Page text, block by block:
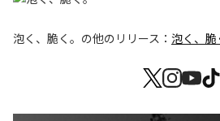
泡く、脆く。 の他のリリース： 泡く、脆